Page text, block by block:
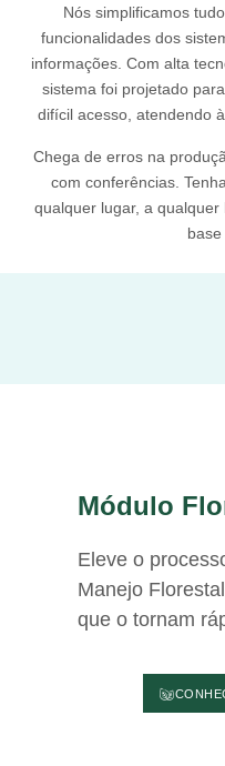
Nós simplificamos
funcionalidades dos
informações. Com alta
sistema foi projetado
difícil acesso, atendendo
Chega de erros na
com conferências.
qualquer lugar, a
base
Módulo
Eleve o
Manejo
que o tornam